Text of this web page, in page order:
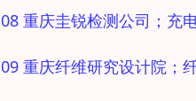
08 重庆圭锐检测公司；充
09 重庆纤维研究设计院；